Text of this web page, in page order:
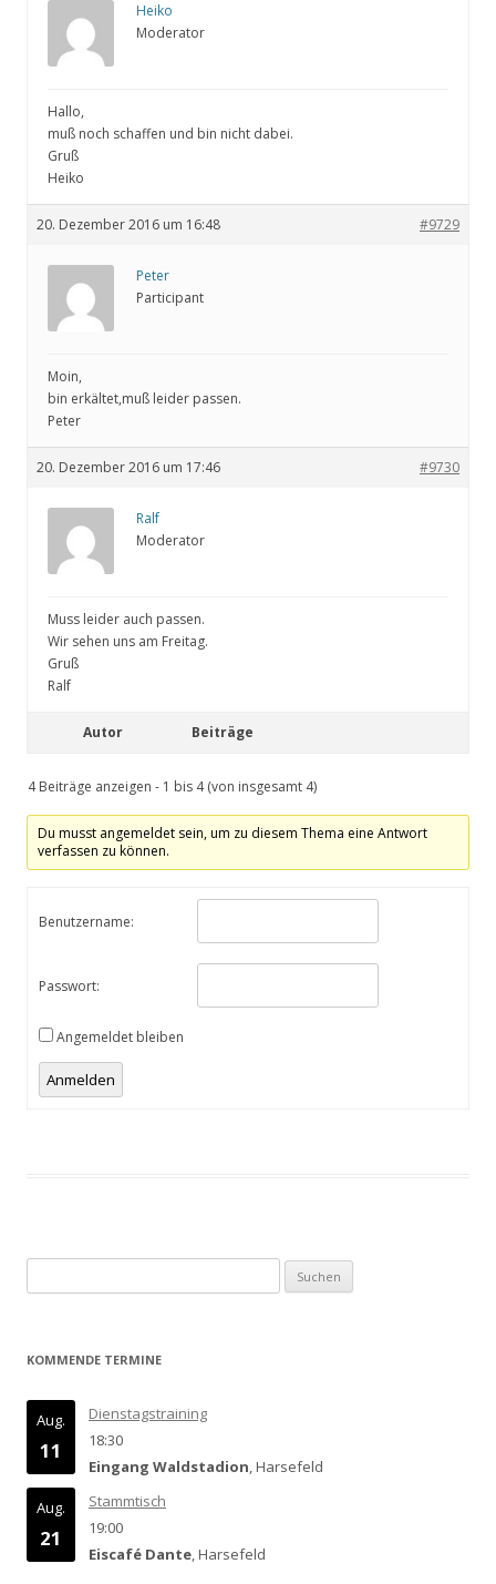
Heiko
Moderator
Hallo,
muß noch schaffen und bin nicht dabei.
Gruß
Heiko
20. Dezember 2016 um 16:48 #9729
Peter
Participant
Moin,
bin erkältet,muß leider passen.
Peter
20. Dezember 2016 um 17:46 #9730
Ralf
Moderator
Muss leider auch passen.
Wir sehen uns am Freitag.
Gruß
Ralf
Autor Beiträge
4 Beiträge anzeigen - 1 bis 4 (von insgesamt 4)
Du musst angemeldet sein, um zu diesem Thema eine Antwort
verfassen zu können.
Benutzername:
Passwort:
Angemeldet bleiben
Anmelden
nach:
KOMMENDE TERMINE
Aug.
11
Dienstagstraining
18:30
Eingang Waldstadion, Harsefeld
Aug.
21
Stammtisch
19:00
Eiscafé Dante, Harsefeld